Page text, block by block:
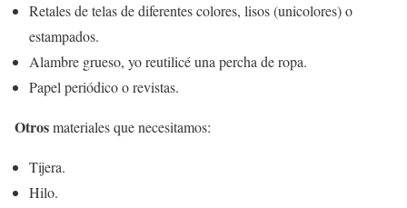
Retales de telas de diferentes colores, lisos (unicolores) o
estampados.
Alambre grueso, yo reutilicé una percha de ropa.
Papel periódico o revistas.
Otrosmateriales que necesitamos:
Tijera.
Hilo.